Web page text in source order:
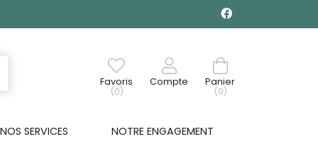
Favoris
(0)
Compte
Panier
(0)
NOS SERVICES NOTRE ENGAGEMENT